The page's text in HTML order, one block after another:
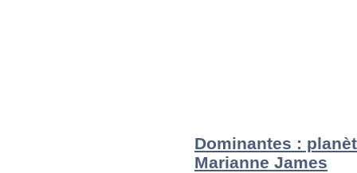
Dominantes :
Marianne James